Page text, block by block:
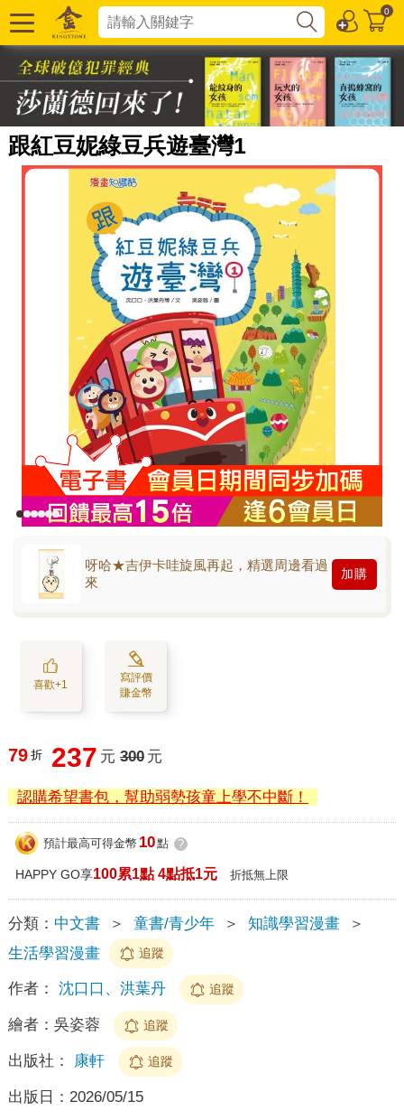
0
跟紅豆妮綠豆兵遊臺灣1
呀哈★吉伊卡哇旋風再起，精選周邊看過
來
加購
喜歡+1
寫評價
賺金幣
79 折 237 元 300 元
認購希望書包，幫助弱勢孩童上學不中斷！
預計最高可得金幣 10點 ?
HAPPY GO享100累1點 4點抵1元 折抵無上限
分類： 中文書 ＞ 童書/青少年 ＞ 知識學習漫畫
＞
生活學習漫畫
追蹤
作者： 沈口口、洪葉丹 追蹤
繪者： 吳姿蓉 追蹤
出版社： 康軒 追蹤
出版日： 2026/05/15